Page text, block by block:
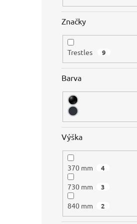
Značky
Trestles 9
Barva
Výška
370 mm 4
730 mm 3
840 mm 2